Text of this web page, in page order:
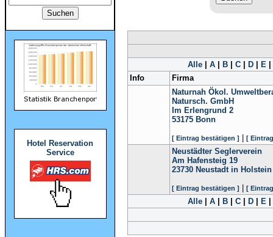
Hotel Reservation
Service
Alle| A| B| C| D| E|
Info
Firma
Naturnah Ökol.
Natursch. GmbH
Im Erlengrund 2
53175 Bonn
[ Eintrag bestätigen ] [
Neustädter Seglerverein
Am Hafensteig 19
23730 Neustadt in Holstein
[ Eintrag bestätigen ] [
Alle| A| B| C| D| E|